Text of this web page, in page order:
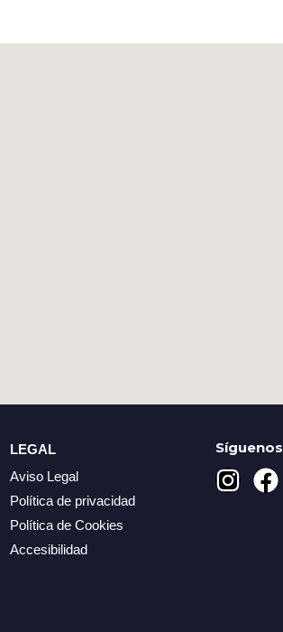
LEGAL
Aviso Legal
Política de privacidad
Política de Cookies
Accesibilidad
Síguenos
I
n
F
a